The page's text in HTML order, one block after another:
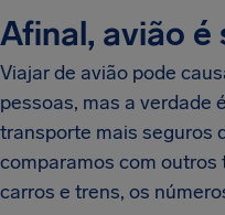
Afinal, avião é
Viajar de avião pode
pessoas, mas a verdade
transporte mais seguros
comparamos com
carros e trens, os